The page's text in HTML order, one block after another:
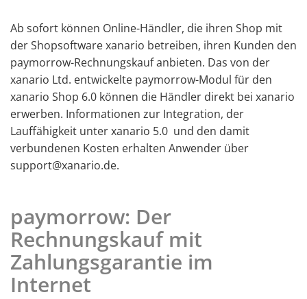
Ab sofort können Online-Händler, die ihren Shop mit
der Shopsoftware xanario betreiben, ihren Kunden den
paymorrow-Rechnungskauf anbieten. Das von der
xanario Ltd. entwickelte paymorrow-Modul für den
xanario Shop 6.0 können die Händler direkt bei xanario
erwerben. Informationen zur Integration, der
Lauffähigkeit unter xanario 5.0 und den damit
verbundenen Kosten erhalten Anwender über
support@xanario.de.
paymorrow: Der
Rechnungskauf mit
Zahlungsgarantie im
Internet